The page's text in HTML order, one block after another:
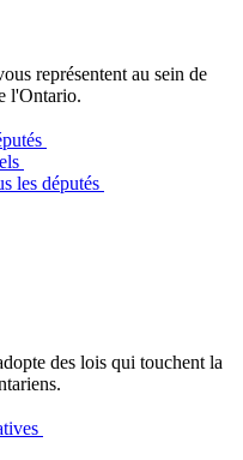
représentent au sein de
l'Ontario.
les députés
des lois qui touchent la